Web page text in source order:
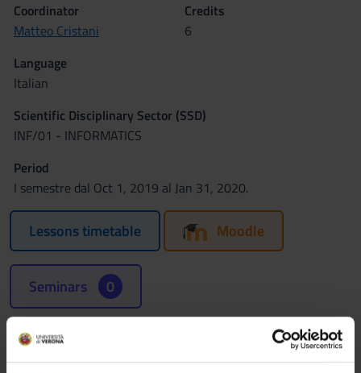
Coordinator
Matteo Cristani
Credits
6
Language
Italian
Scientific Disciplinary Sector (SSD)
INF/01 - INFORMATICS
Period
I semestre dal Oct 1, 2019 al Jan 31, 2020.
Lessons timetable Moodle
Seminars 0
Learning outcomes
The class offers an introduction to logic as a tool for rational